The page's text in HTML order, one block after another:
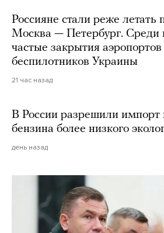
Россияне стали реже летать
Москва — Петербург. Среди
частые закрытия аэропортов
беспилотников Украины
21 час назад
В России разрешили импорт
бензина более низкого
день назад